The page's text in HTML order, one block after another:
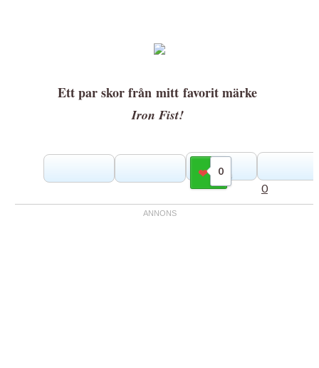
Ett par skor från mitt favorit märke
Iron Fist!
0
Gilla
0